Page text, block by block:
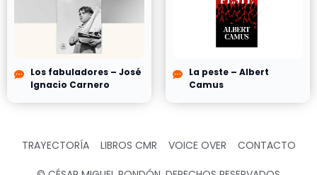
Los fabuladores – José
Ignacio Carnero
La peste – Albert
Camus
TRAYECTORÍA LIBROS CMR VOICE OVER CONTACTO